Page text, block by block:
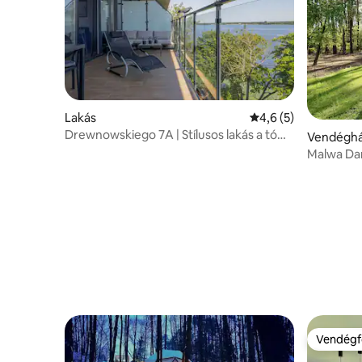
Lakás Átlagos értékelés:
4,6 (5)
Drewnowskiego 7A | Stílusos lakás a tó
Malwa